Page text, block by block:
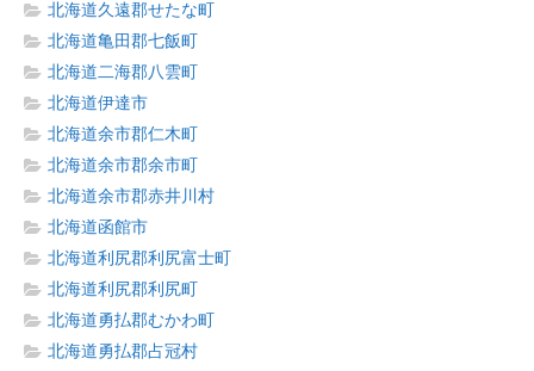
北海道久遠郡せたな町
北海道亀田郡七飯町
北海道二海郡八雲町
北海道伊達市
北海道余市郡仁木町
北海道余市郡余市町
北海道余市郡赤井川村
北海道函館市
北海道利尻郡利尻富士町
北海道利尻郡利尻町
北海道勇払郡むかわ町
北海道勇払郡占冠村